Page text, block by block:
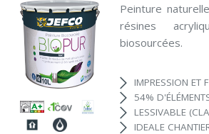
Peinture
résines
biosourcées.
IMPRESSION ET
54%
LESSIVABLE
IDEALE